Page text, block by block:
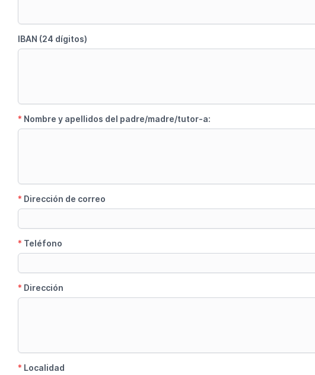
IBAN (24 dígitos)
* Nombre y apellidos del padre/madre/tutor-a:
* Dirección de correo
* Teléfono
* Dirección
* Localidad